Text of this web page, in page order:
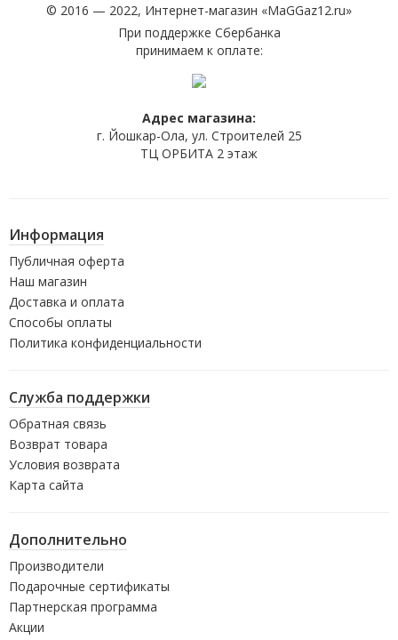
© 2016 — 2022, Интернет-магазин «MaGGaz12.ru»
При поддержке Сбербанка
принимаем к оплате:
Адрес магазина:
г. Йошкар-Ола, ул. Строителей 25
ТЦ ОРБИТА 2 этаж
Информация
Публичная оферта
Наш магазин
Доставка и оплата
Способы оплаты
Политика конфиденциальности
Служба поддержки
Обратная связь
Возврат товара
Условия возврата
Карта сайта
Дополнительно
Производители
Подарочные сертификаты
Партнерская программа
Акции